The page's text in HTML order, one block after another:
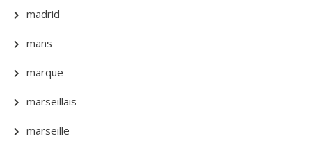
madrid
mans
marque
marseillais
marseille